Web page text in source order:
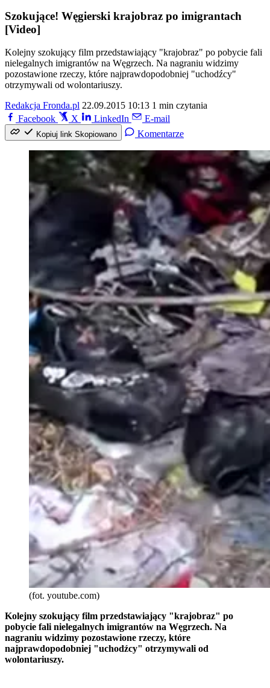
Szokujące! Węgierski krajobraz po imigrantach
[Video]
Kolejny szokujący film przedstawiający "krajobraz" po pobycie fali
nielegalnych imigrantów na Węgrzech. Na nagraniu widzimy
pozostawione rzeczy, które najprawdopodobniej "uchodźcy"
otrzymywali od wolontariuszy.
Redakcja Fronda.pl 22.09.2015 10:13 1 min czytania
Facebook
X LinkedIn E-mail
Kopiuj link Skopiowano Komentarze
(fot. youtube.com)
Kolejny szokujący film przedstawiający "krajobraz" po
pobycie fali nielegalnych imigrantów na Węgrzech. Na
nagraniu widzimy pozostawione rzeczy, które
najprawdopodobniej "uchodźcy" otrzymywali od
wolontariuszy.